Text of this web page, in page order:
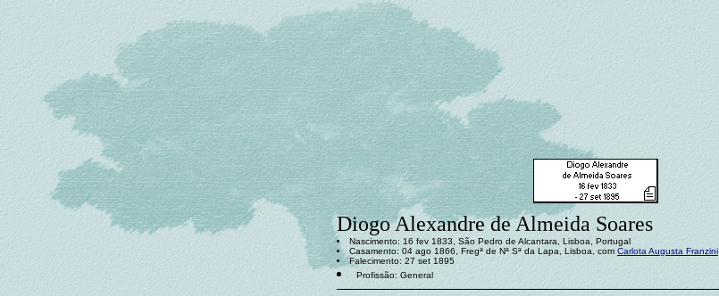
Diogo Alexandre de Almeida Soares
Nascimento: 16 fev 1833, São Pedro de Alcantara, Lisboa, Portugal
Casamento: 04 ago 1866, Fregª de Nª Sª da Lapa, Lisboa, com Carlota Augusta Franzini
Falecimento: 27 set 1895
Profissão: General